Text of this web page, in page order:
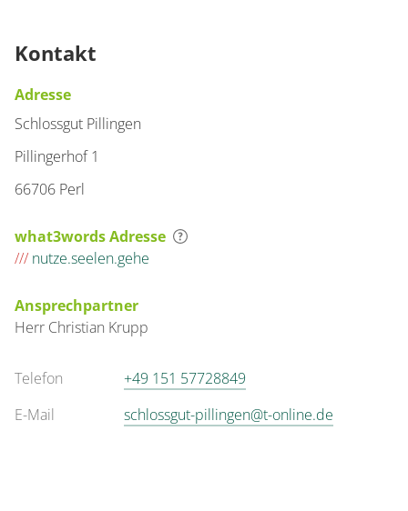
Kontakt
Adresse
Schlossgut Pillingen
Pillingerhof 1
66706 Perl
what3words Adresse
/// nutze.seelen.gehe
Ansprechpartner
Herr Christian Krupp
Telefon
+49 151 57728849
E-Mail
schlossgut-pillingen@t-online.de